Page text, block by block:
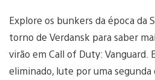
Explore os bunkers da época da
torno de Verdansk para saber
virão em Call of Duty: Vanguard.
eliminado, lute por uma segunda